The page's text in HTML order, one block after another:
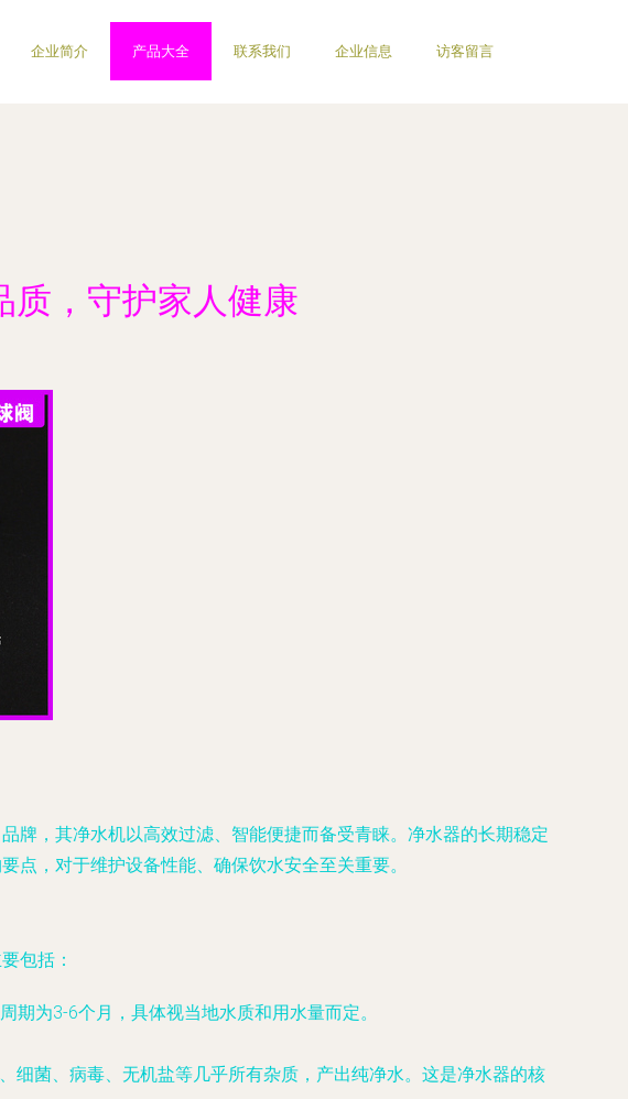
企业简介 产品大全 联系我们 企业信息 访客留言
质，守护家人健康
牌，其净水机以高效过滤、智能便捷而备受青睐。净水器的长期稳定
点，对于维护设备性能、确保饮水安全至关重要。
包括：
期为3-6个月，具体视当地水质和用水量而定。
细菌、病毒、无机盐等几乎所有杂质，产出纯净水。这是净水器的核